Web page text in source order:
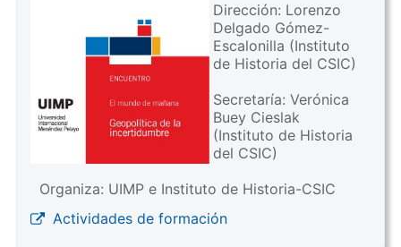
Dirección: Lorenzo
Delgado Gómez-
Escalonilla (Instituto
de Historia del CSIC)
Secretaría: Verónica
Buey Cieslak
(Instituto de Historia
del CSIC)
Organiza: UIMP e Instituto de Historia-CSIC
Actividades de formación